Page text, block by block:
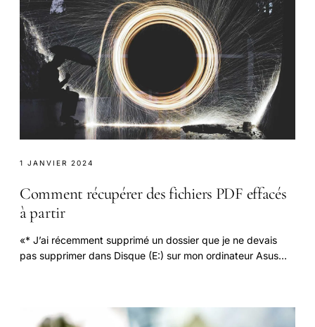
1 JANVIER 2024
Comment récupérer des fichiers PDF effacés
à partir
«* J’ai récemment supprimé un dossier que je ne devais
pas supprimer dans Disque (E:) sur mon ordinateur Asus